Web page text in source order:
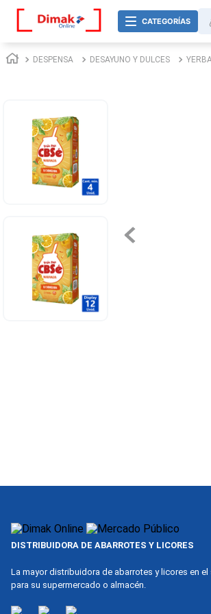
DESPENSA DESAYUNO Y DULCES
DISTRIBUIDORA DE ABARROTES Y LICORES
La mayor distribuidora de abarrotes y licores en
para su supermercado o almacén.
3.
confort
4.
omo
5.
galletas
8.
mayonesa
.
nova
10. harina